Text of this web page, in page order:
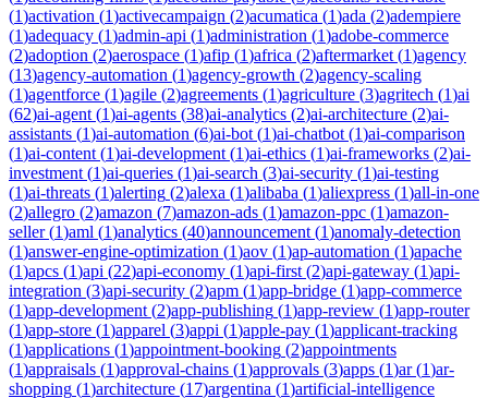
(1)activation (1)activecampaign (2)acumatica (1)ada (2)adempiere
(1)adequacy (1)admin-api (1)administration (1)adobe-commerce
(2)adoption (2)aerospace (1)afip (1)africa (2)aftermarket (1)agency
(13)agency-automation (1)agency-growth (2)agency-scaling
(1)agentforce (1)agile (2)agreements (1)agriculture (3)agritech (1)ai
(62)ai-agent (1)ai-agents (38)ai-analytics (2)ai-architecture (2)ai-
assistants (1)ai-automation (6)ai-bot (1)ai-chatbot (1)ai-comparison
(1)ai-content (1)ai-development (1)ai-ethics (1)ai-frameworks (2)ai-
investment (1)ai-queries (1)ai-search (3)ai-security (1)ai-testing
(1)ai-threats (1)alerting (2)alexa (1)alibaba (1)aliexpress (1)all-in-one
(2)allegro (2)amazon (7)amazon-ads (1)amazon-ppc (1)amazon-
seller(1)aml (1)analytics (40)announcement (1)anomaly-detection
(1)answer-engine-optimization (1)aov (1)ap-automation (1)apache
(1)apcs (1)api (22)api-economy (1)api-first (2)api-gateway (1)api-
integration (3)api-security (2)apm (1)app-bridge (1)app-commerce
(1)app-development (2)app-publishing (1)app-review (1)app-router
(1)app-store (1)apparel (3)appi (1)apple-pay (1)applicant-tracking
(1)applications (1)appointment-booking (2)appointments
(1)appraisals (1)approval-chains (1)approvals (3)apps (1)ar(1)ar-
shopping (1)architecture (17)argentina (1)artificial-intelligence